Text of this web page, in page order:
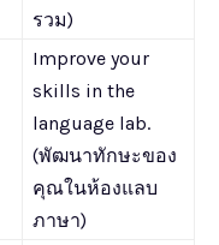
รวม)
Improve your
skills in the
language lab.
(พัฒนาทักษะของ
คุณในห้องแลบ
ภาษา)